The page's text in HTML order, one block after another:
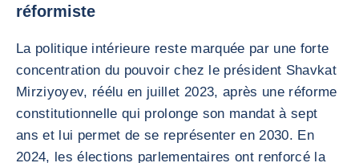
réformiste
La politique intérieure reste marquée par une forte
concentration du pouvoir chez le président Shavkat
Mirziyoyev, réélu en juillet 2023, après une réforme
constitutionnelle qui prolonge son mandat à sept
ans et lui permet de se représenter en 2030. En
2024, les élections parlementaires ont renforcé la